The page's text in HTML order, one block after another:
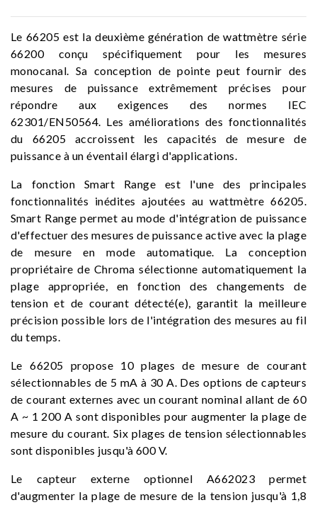
Le 66205 est la deuxième génération de wattmètre série
66200 conçu spécifiquement pour les mesures
monocanal. Sa conception de pointe peut fournir des
mesures de puissance extrêmement précises pour
répondre aux exigences des normes IEC
62301/EN50564. Les améliorations des fonctionnalités
du 66205 accroissent les capacités de mesure de
puissance à un éventail élargi d'applications.
La fonction Smart Range est l'une des principales
fonctionnalités inédites ajoutées au wattmètre 66205.
Smart Range permet au mode d'intégration de puissance
d'effectuer des mesures de puissance active avec la plage
de mesure en mode automatique. La conception
propriétaire de Chroma sélectionne automatiquement la
plage appropriée, en fonction des changements de
tension et de courant détecté(e), garantit la meilleure
précision possible lors de l'intégration des mesures au fil
du temps.
Le 66205 propose 10 plages de mesure de courant
sélectionnables de 5 mA à 30 A. Des options de capteurs
de courant externes avec un courant nominal allant de 60
A ~ 1 200 A sont disponibles pour augmenter la plage de
mesure du courant. Six plages de tension sélectionnables
sont disponibles jusqu'à 600 V.
Le capteur externe optionnel A662023 permet
d'augmenter la plage de mesure de la tension jusqu'à 1,8